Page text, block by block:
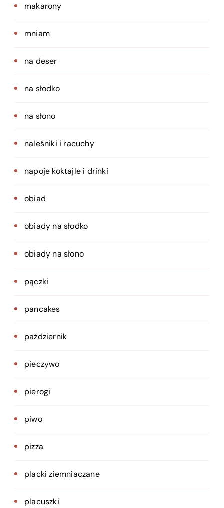
makarony
mniam
na deser
na słodko
na słono
naleśniki i racuchy
napoje koktajle i drinki
obiad
obiady na słodko
obiady na słono
pączki
pancakes
październik
pieczywo
pierogi
piwo
pizza
placki ziemniaczane
placuszki